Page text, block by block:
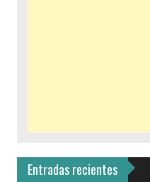
Entradas recientes